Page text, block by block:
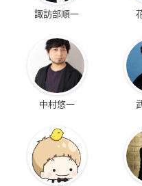
諏訪部順一
中村悠一